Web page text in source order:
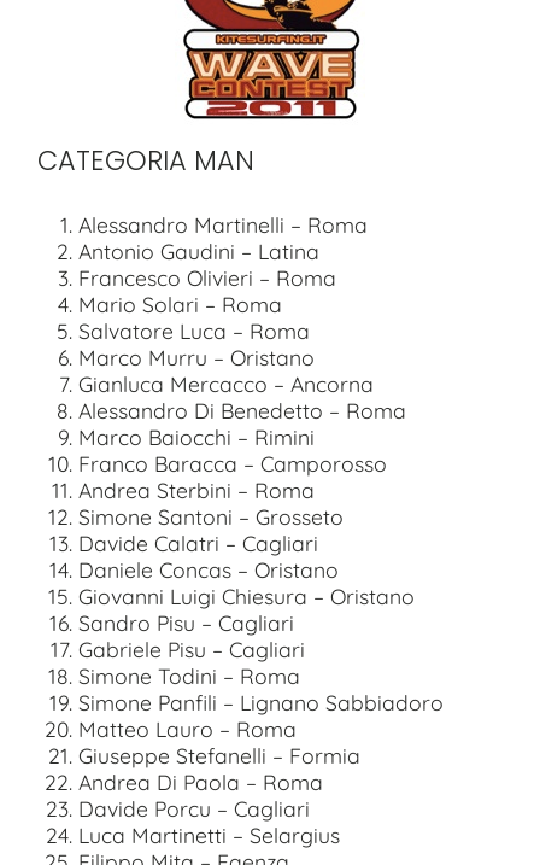
CATEGORIA MAN
Alessandro Martinelli – Roma
Antonio Gaudini – Latina
Francesco Olivieri – Roma
Mario Solari – Roma
Salvatore Luca – Roma
Marco Murru – Oristano
Gianluca Mercacco – Ancorna
Alessandro Di Benedetto – Roma
Marco Baiocchi – Rimini
Franco Baracca – Camporosso
Andrea Sterbini – Roma
Simone Santoni – Grosseto
Davide Calatri – Cagliari
Daniele Concas – Oristano
Giovanni Luigi Chiesura – Oristano
Sandro Pisu – Cagliari
Gabriele Pisu – Cagliari
Simone Todini – Roma
Simone Panfili – Lignano Sabbiadoro
Matteo Lauro – Roma
Giuseppe Stefanelli – Formia
Andrea Di Paola – Roma
Davide Porcu – Cagliari
Luca Martinetti – Selargius